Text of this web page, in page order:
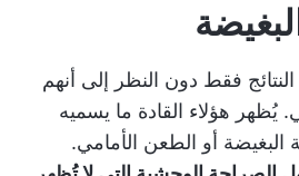
فقط دون النظر إلى أنهم
يُظهر هؤلاء القادة ما يسميه
البغيضة أو الطعن الأمامي.